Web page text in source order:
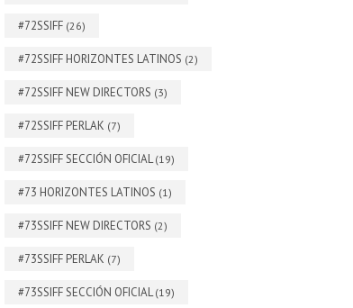
#72SSIFF (26)
#72SSIFF HORIZONTES LATINOS (2)
#72SSIFF NEW DIRECTORS (3)
#72SSIFF PERLAK (7)
#72SSIFF SECCIÓN OFICIAL(19)
#73 HORIZONTES LATINOS (1)
#73SSIFF NEW DIRECTORS (2)
#73SSIFF PERLAK (7)
#73SSIFF SECCIÓN OFICIAL(19)